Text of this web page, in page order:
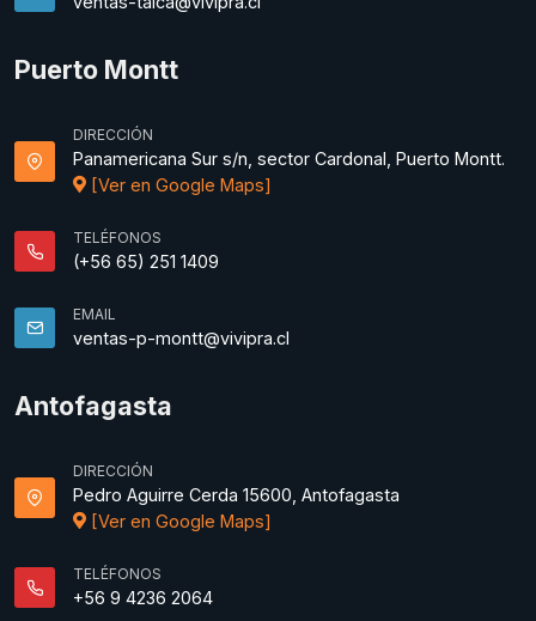
Puerto Montt
DIRECCIÓN
Panamericana Sur s/n, sector Cardonal, Puerto Montt.
[Ver en Google Maps]
TELÉFONOS
(+56 65) 251 1409
EMAIL
ventas-p-montt@vivipra.cl
Antofagasta
DIRECCIÓN
Pedro Aguirre Cerda 15600, Antofagasta
[Ver en Google Maps]
TELÉFONOS
+56 9 4236 2064